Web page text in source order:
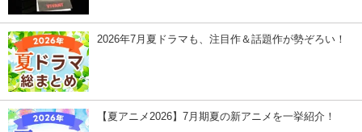
2026年7月夏ドラマも、注目作＆話題作が勢ぞろい！
【夏アニメ2026】7月期夏の新アニメを一挙紹介！